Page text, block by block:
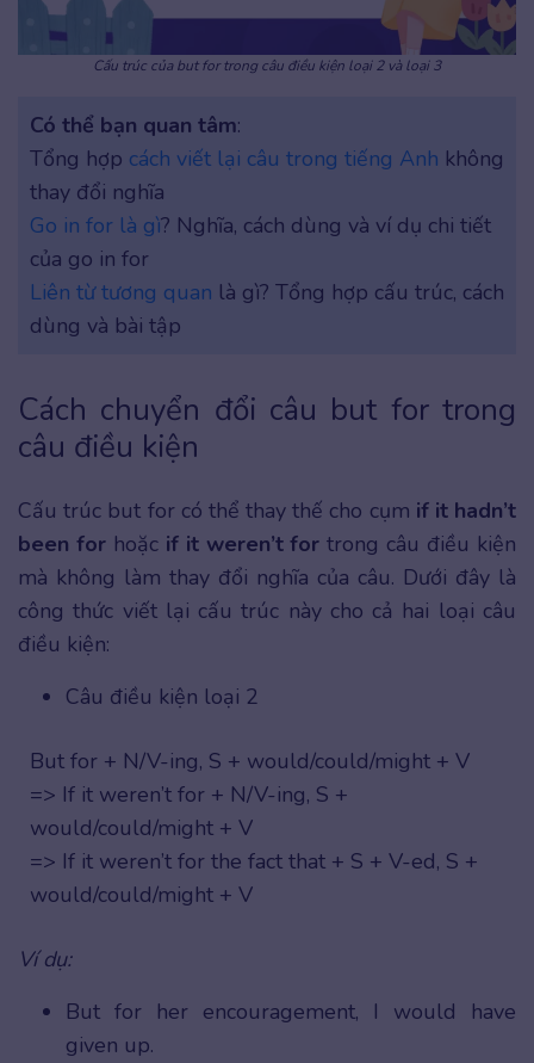
Cấu trúc của but for trong câu điều kiện loại 2 và loại 3
Có thể bạn quan tâm:
Tổng hợp cách viết lại câu trong tiếng Anh không
thay đổi nghĩa
Go in for là gì? Nghĩa, cách dùng và ví dụ chi tiết
của go in for
Liên từ tương quan là gì? Tổng hợp cấu trúc, cách
dùng và bài tập
Cách chuyển đổi câu but for trong
câu điều kiện
Cấu trúc but for có thể thay thế cho cụm if it hadn’t
been forhoặc if it weren’t for trong câu điều kiện
mà không làm thay đổi nghĩa của câu. Dưới đây là
công thức viết lại cấu trúc này cho cả hai loại câu
điều kiện:
Câu điều kiện loại 2
But for + N/V-ing, S + would/could/might + V
=> If it weren’t for + N/V-ing, S +
would/could/might + V
=> If it weren’t for the fact that + S + V-ed, S +
would/could/might + V
Ví dụ:
But for her encouragement, I would have
given up.